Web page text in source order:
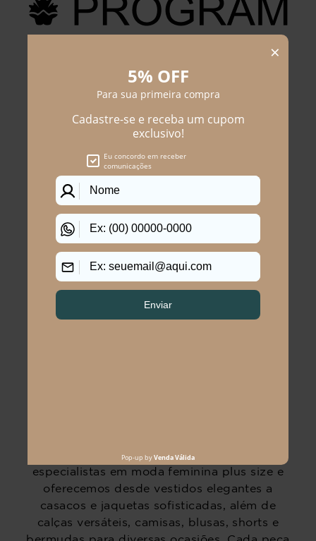
CENTRAL DE ATENDIMENTO
(11) 2291-3340 | (11)2618-5717
(11)99483-9760
AJUDA
WHATSAPP SAC
feminina brilha com estilo único. Somos
especialistas em moda feminina plus size e
oferecemos desde vestidos elegantes a
casacos e jaquetas sofisticadas, além de
calças versáteis, camisas, blusas, shorts e